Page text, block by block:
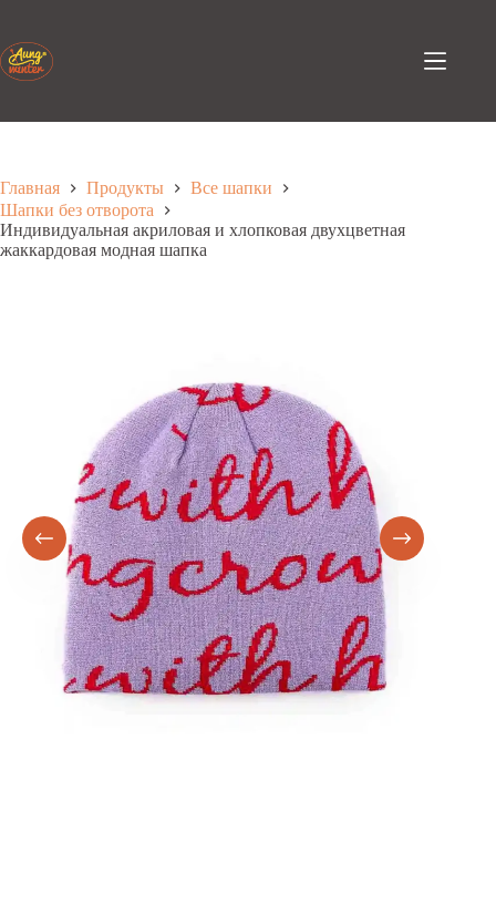
содержанию
Главная Продукты
Все шапки
Шапки без отворота
Индивидуальная акриловая и хлопковая двухцветная
жаккардовая модная шапка